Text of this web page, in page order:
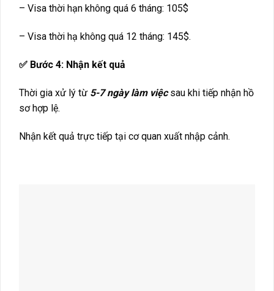
– Visa thời hạn không quá 6 tháng: 105$
– Visa thời hạ không quá 12 tháng: 145$.
✅ Bước 4: Nhận kết quả
Thời gia xử lý từ 5-7 ngày làm việcsau khi tiếp nhận hồ
sơ hợp lệ.
Nhận kết quả trực tiếp tại cơ quan xuất nhập cảnh.